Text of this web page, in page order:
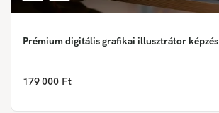
Prémium digitális grafikai illusztrátor képzés
179 000 Ft